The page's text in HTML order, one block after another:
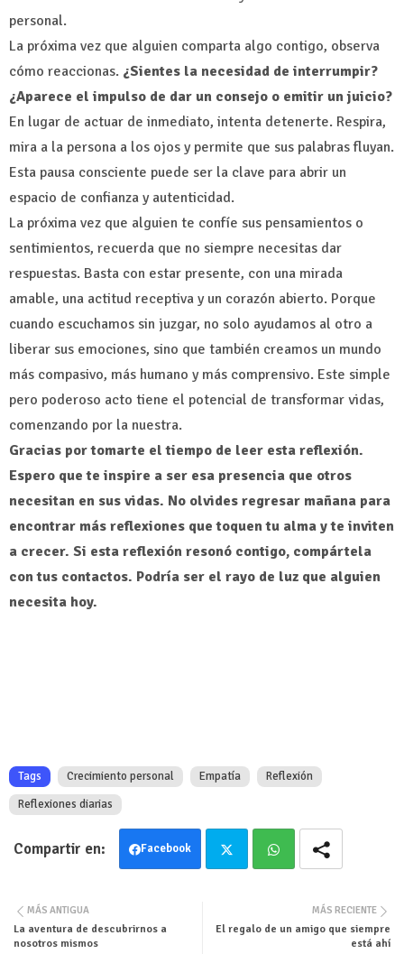
personal.
La próxima vez que alguien comparta algo contigo, observa
cómo reaccionas. ¿Sientes la necesidad de interrumpir?
¿Aparece el impulso de dar un consejo o emitir un juicio?
En lugar de actuar de inmediato, intenta detenerte. Respira,
mira a la persona a los ojos y permite que sus palabras fluyan.
Esta pausa consciente puede ser la clave para abrir un
espacio de confianza y autenticidad.
La próxima vez que alguien te confíe sus pensamientos o
sentimientos, recuerda que no siempre necesitas dar
respuestas. Basta con estar presente, con una mirada
amable, una actitud receptiva y un corazón abierto. Porque
cuando escuchamos sin juzgar, no solo ayudamos al otro a
liberar sus emociones, sino que también creamos un mundo
más compasivo, más humano y más comprensivo. Este simple
pero poderoso acto tiene el potencial de transformar vidas,
comenzando por la nuestra.
Gracias por tomarte el tiempo de leer esta reflexión.
Espero que te inspire a ser esa presencia que otros
necesitan en sus vidas. No olvides regresar mañana para
encontrar más reflexiones que toquen tu alma y te inviten
a crecer. Si esta reflexión resonó contigo, compártela
con tus contactos. Podría ser el rayo de luz que alguien
necesita hoy.
Tags Crecimiento personal Empatía
Reflexión
Reflexiones diarias
Facebook
ter tsa
MÁS RECIENTE
El regalo de un amigo que siempre
está ahí
MÁS ANTIGUA
La aventura de descubrirnos a
nosotros mismos